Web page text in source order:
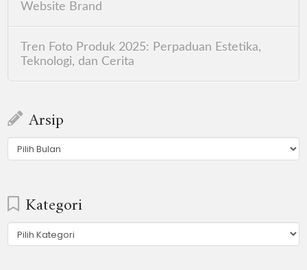
Website Brand
Tren Foto Produk 2025: Perpaduan Estetika,
Teknologi, dan Cerita
Arsip
Arsip
Kategori
Kategori